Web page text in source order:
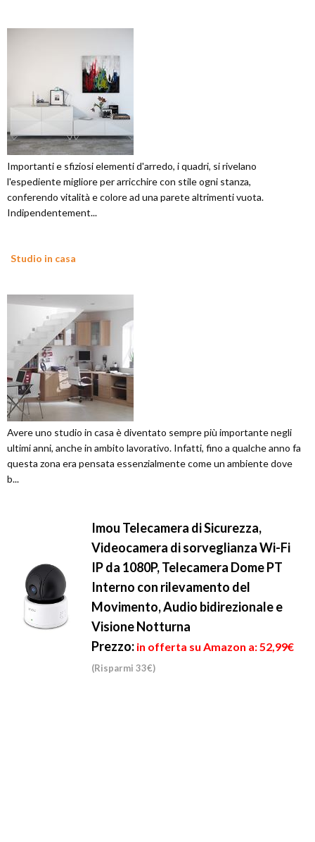
Importanti e sfiziosi elementi d'arredo, i quadri, si rivelano
l'espediente migliore per arricchire con stile ogni stanza,
conferendo vitalità e colore ad una parete altrimenti vuota.
Indipendentement...
Studio in casa
Avere uno studio in casa è diventato sempre più importante negli
ultimi anni, anche in ambito lavorativo. Infatti, fino a qualche anno fa
questa zona era pensata essenzialmente come un ambiente dove
b...
Imou Telecamera di Sicurezza,
Videocamera di sorveglianza Wi-Fi
IP da 1080P, Telecamera Dome PT
Interno con rilevamento del
Movimento, Audio bidirezionale e
Visione Notturna
Prezzo: in offerta su Amazon a: 52,99€
(Risparmi 33€)